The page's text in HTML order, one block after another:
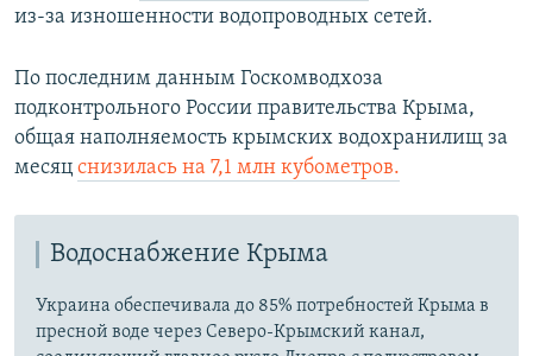
из-за изношенности водопроводных сетей.
По последним данным Госкомводхоза
подконтрольного России правительства Крыма,
общая наполняемость крымских водохранилищ за
месяц снизилась на 7,1 млн кубометров.
Водоснабжение Крыма
Украина обеспечивала до 85% потребностей Крыма в
пресной воде через Северо-Крымский канал,